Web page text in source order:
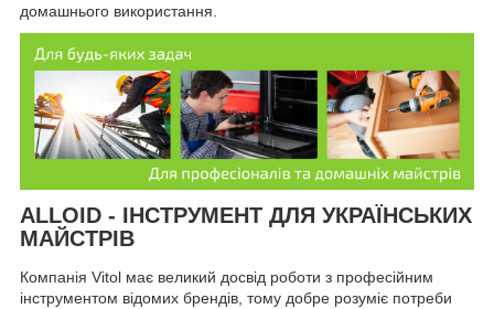
домашнього використання.
ALLOID - ІНСТРУМЕНТ ДЛЯ УКРАЇНСЬКИХ
МАЙСТРІВ
Компанія Vitol має великий досвід роботи з професійним
інструментом відомих брендів, тому добре розуміє потреби